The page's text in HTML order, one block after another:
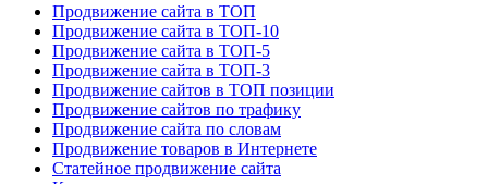
Продвижение сайта в ТОП
Продвижение сайта в ТОП-10
Продвижение сайта в ТОП-5
Продвижение сайта в ТОП-3
Продвижение сайтов в ТОП позиции
Продвижение сайтов по трафику
Продвижение сайта по словам
Продвижение товаров в Интернете
Статейное продвижение сайта